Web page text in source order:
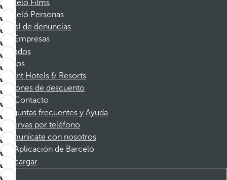
Barceló Films
Barceló Personas
Canal de denuncias
Empresas
Afiliados
Socios
Dorint Hotels & Resorts
Cupones de descuento
Contacto
Preguntas frecuentes y Ayuda
Reservas por teléfono
Comunícate con nosotros
Aplicación de Barceló
Descargar